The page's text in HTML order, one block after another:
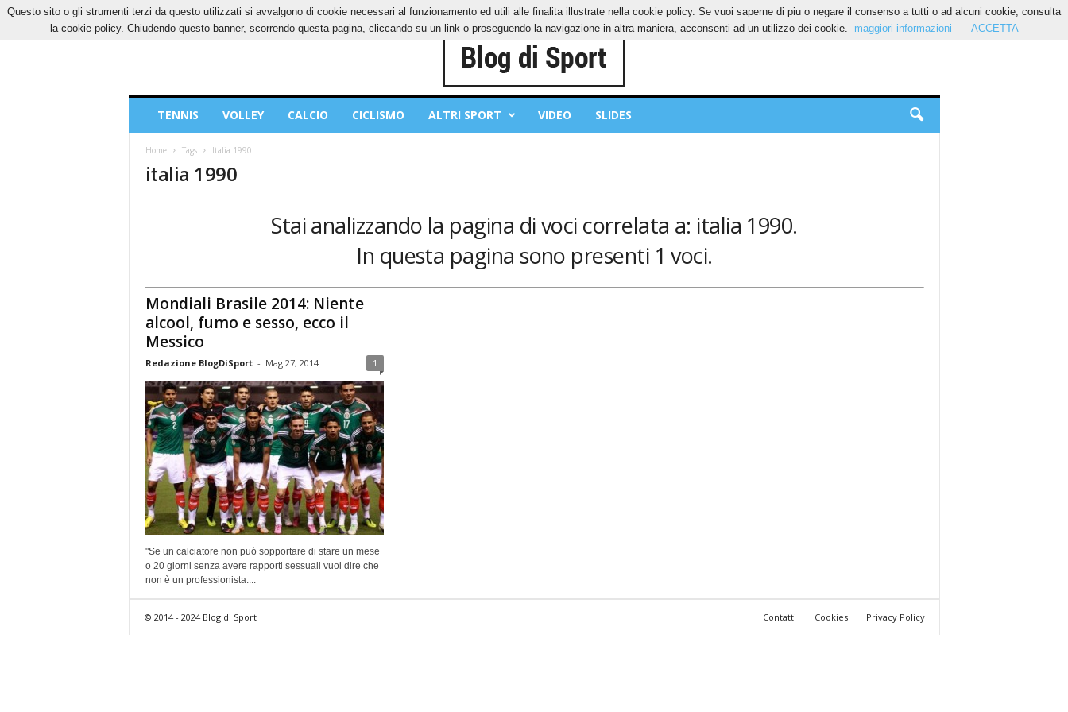
DOMENICA, 9 AGOSTO 2026 CONTATTI COOKIES PRIVACY POLICY
Sport
TENNIS VOLLEY CALCIO CICLISMO ALTRI SPORT VIDEO SLIDES
Home Tags Italia 1990
italia 1990
Stai analizzando la pagina di voci correlata a: italia 1990.
In questa pagina sono presenti 1 voci.
Mondiali Brasile 2014: Niente
alcool, fumo e sesso, ecco il
Messico
Redazione BlogDiSport - Mag 27, 2014 1
"Se un calciatore non può sopportare di stare un mese
o 20 giorni senza avere rapporti sessuali vuol dire che
non è un professionista....
Contatti Cookies Privacy Policy
© 2014 - 2024 Blog di Sport
Questo sito o gli strumenti terzi da questo utilizzati si avvalgono di cookie necessari al funzionamento ed utili alle finalita illustrate nella cookie policy. Se vuoi saperne di piu o negare il consenso a tutti o ad alcuni cookie, consulta
la cookie policy. Chiudendo questo banner, scorrendo questa pagina, cliccando su un link o proseguendo la navigazione in altra maniera, acconsenti ad un utilizzo dei cookie.
maggiori informazioni ACCETTA